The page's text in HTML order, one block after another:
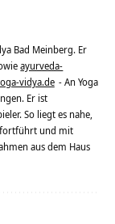
Bad Meinberg. Er
ayurveda-
vidya.de - An Yoga
Er ist
So liegt es nahe,
fortführt und mit
aus dem Haus